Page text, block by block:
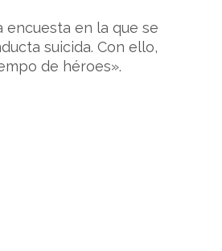
en la que se
suicida. Con ello,
de héroes».